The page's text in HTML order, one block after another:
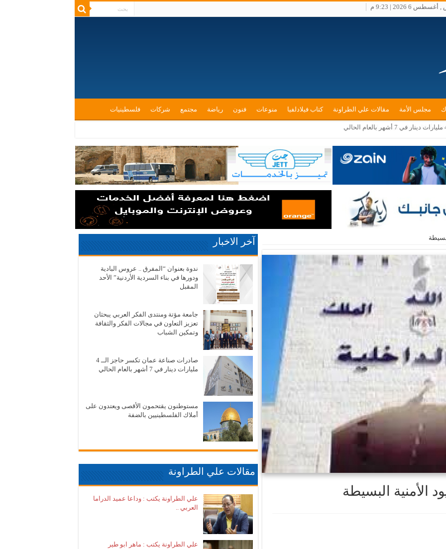
6 2026 | 9:23 م
مجلس الأمة مقالات علي الطراونة كتاب فيلادلفيا منوعات فنون رياضة مجتمع شركات فلسطينيات
أملاك الفلسطينيين بالضفة
الأمنية البسيطة
آخر الاخبار
ندوة بعنوان “المفرق .. عروس البادية
ودورها في بناء السردية الأردنية” الأحد
المقبل
جامعة مؤتة ومنتدى الفكر العربي يبحثان
تعزيز التعاون في مجالات الفكر والثقافة
وتمكين الشباب
صادرات صناعة عمان تكسر حاجز الــ 4
مليارات دينار في 7 أشهر بالعام الحالي
مستوطنون يقتحمون الأقصى ويعتدون على
أملاك الفلسطينيين بالضفة
مقالات علي الطراونة
علي الطراونة يكتب : وداعا عميد الدراما
العربي ..
علي الطراونة يكتب : ماهر ابو طير